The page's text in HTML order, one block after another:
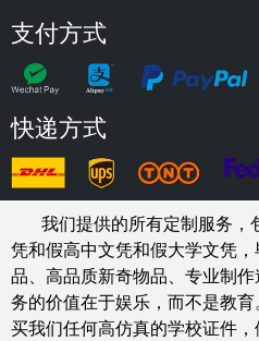
支付方式
快递方式
我们提供的所有定制服务，
凭和假高中文凭和假大学文凭，
品、高品质新奇物品、专业制
务的价值在于娱乐，而不是教
买我们任何高仿真的学校证件，